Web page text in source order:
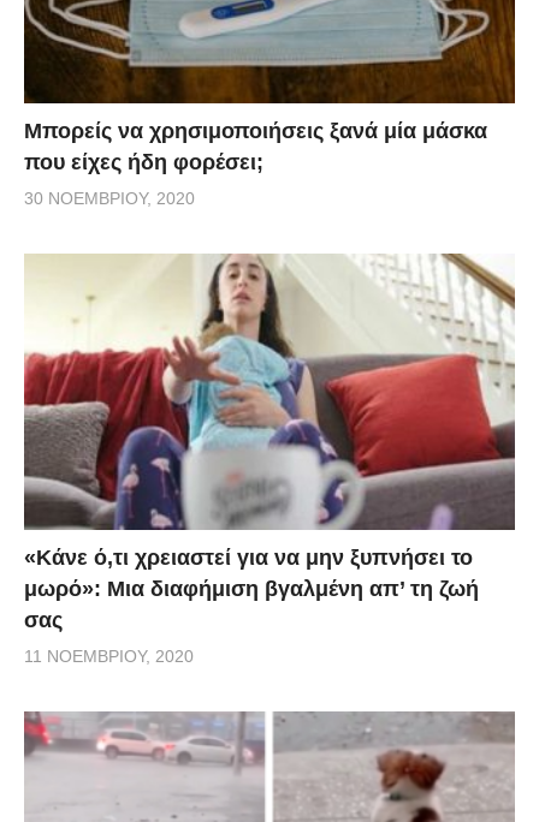
Μπορείς να χρησιμοποιήσεις ξανά μία μάσκα
που είχες ήδη φορέσει;
30 ΝΟΕΜΒΡΊΟΥ, 2020
«Κάνε ό,τι χρειαστεί για να μην ξυπνήσει το
μωρό»: Μια διαφήμιση βγαλμένη απ’ τη ζωή
σας
11 ΝΟΕΜΒΡΊΟΥ, 2020